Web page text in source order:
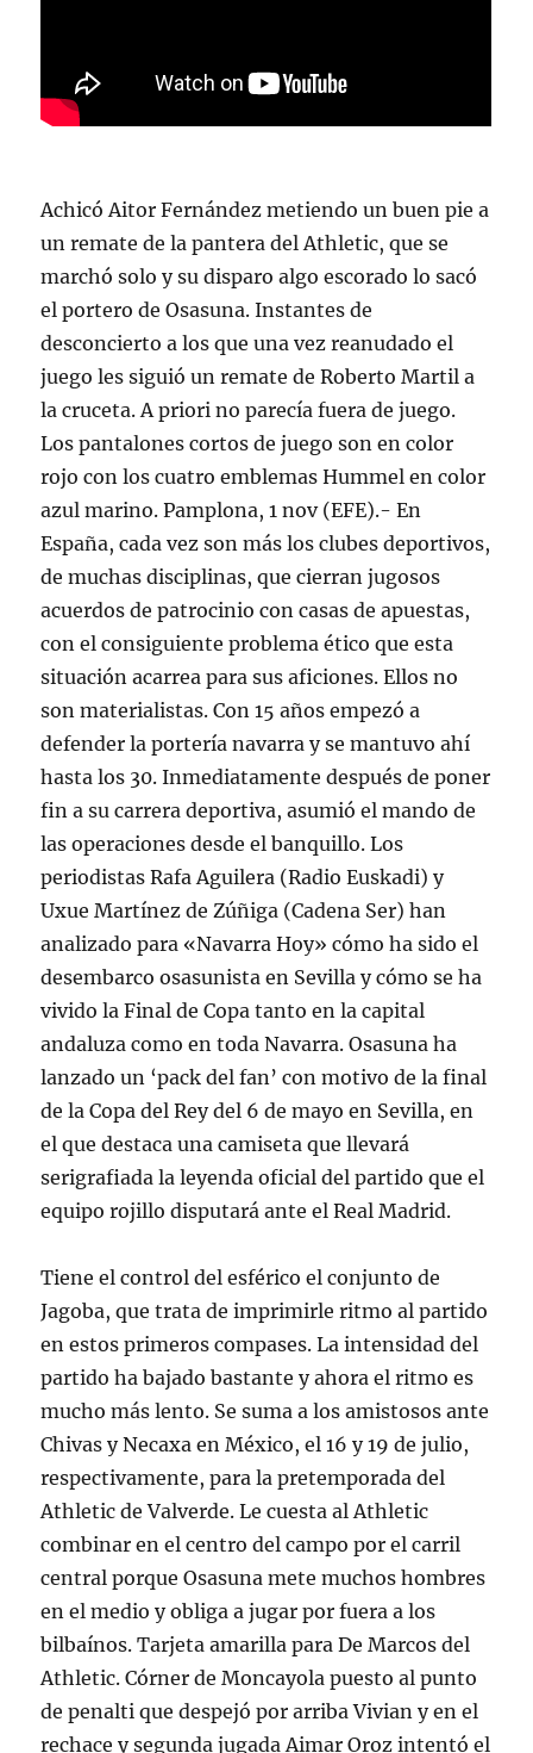
Achicó Aitor Fernández metiendo un buen pie a
un remate de la pantera del Athletic, que se
marchó solo y su disparo algo escorado lo sacó
el portero de Osasuna. Instantes de
desconcierto a los que una vez reanudado el
juego les siguió un remate de Roberto Martil a
la cruceta. A priori no parecía fuera de juego.
Los pantalones cortos de juego son en color
rojo con los cuatro emblemas Hummel en color
azul marino. Pamplona, 1 nov (EFE).- En
España, cada vez son más los clubes deportivos,
de muchas disciplinas, que cierran jugosos
acuerdos de patrocinio con casas de apuestas,
con el consiguiente problema ético que esta
situación acarrea para sus aficiones. Ellos no
son materialistas. Con 15 años empezó a
defender la portería navarra y se mantuvo ahí
hasta los 30. Inmediatamente después de poner
fin a su carrera deportiva, asumió el mando de
las operaciones desde el banquillo. Los
periodistas Rafa Aguilera (Radio Euskadi) y
Uxue Martínez de Zúñiga (Cadena Ser) han
analizado para «Navarra Hoy» cómo ha sido el
desembarco osasunista en Sevilla y cómo se ha
vivido la Final de Copa tanto en la capital
andaluza como en toda Navarra. Osasuna ha
lanzado un ‘pack del fan’ con motivo de la final
de la Copa del Rey del 6 de mayo en Sevilla, en
el que destaca una camiseta que llevará
serigrafiada la leyenda oficial del partido que el
equipo rojillo disputará ante el Real Madrid.
Tiene el control del esférico el conjunto de
Jagoba, que trata de imprimirle ritmo al partido
en estos primeros compases. La intensidad del
partido ha bajado bastante y ahora el ritmo es
mucho más lento. Se suma a los amistosos ante
Chivas y Necaxa en México, el 16 y 19 de julio,
respectivamente, para la pretemporada del
Athletic de Valverde. Le cuesta al Athletic
combinar en el centro del campo por el carril
central porque Osasuna mete muchos hombres
en el medio y obliga a jugar por fuera a los
bilbaínos. Tarjeta amarilla para De Marcos del
Athletic. Córner de Moncayola puesto al punto
de penalti que despejó por arriba Vivian y en el
rechace y segunda jugada Aimar Oroz intentó el